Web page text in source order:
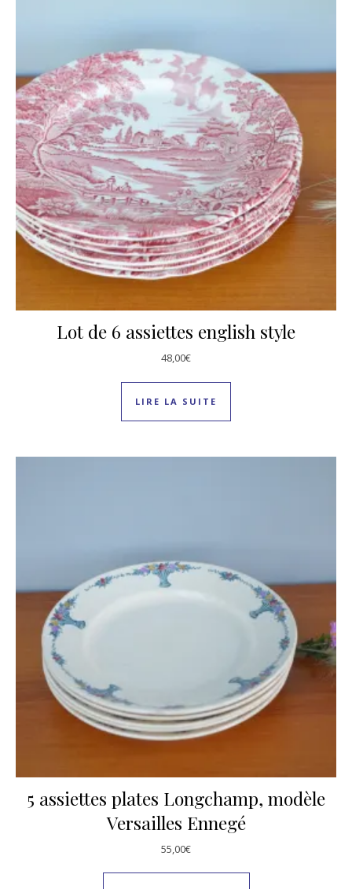
Lot de 6 assiettes english style
48,00€
LIRE LA SUITE
5 assiettes plates Longchamp, modèle
Versailles Ennegé
55,00€